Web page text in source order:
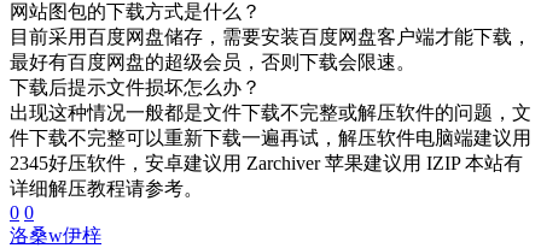
网站图包的下载方式是什么？
目前采用百度网盘储存，需要安装百度网盘客户端才能下载，
最好有百度网盘的超级会员，否则下载会限速。
下载后提示文件损坏怎么办？
出现这种情况一般都是文件下载不完整或解压软件的问题，文
件下载不完整可以重新下载一遍再试，解压软件电脑端建议用
2345好压软件，安卓建议用 Zarchiver 苹果建议用 IZIP 本站有
详细解压教程请参考。
0 0
洛桑w伊梓